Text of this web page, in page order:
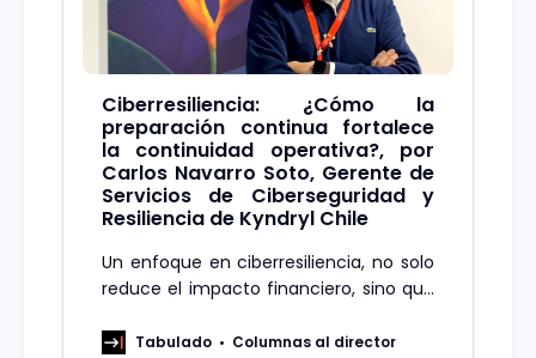
Ciberresiliencia: ¿Cómo la
preparación continua fortalece
la continuidad operativa?, por
Carlos Navarro Soto, Gerente de
Servicios de Ciberseguridad y
Resiliencia de Kyndryl Chile
Un enfoque en ciberresiliencia, no solo
reduce el impacto financiero, sino que
continuidad operativa y proteger el
Tabulado Columnas al director